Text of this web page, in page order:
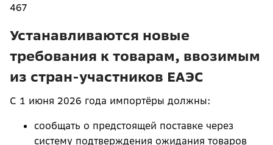
467
Устанавливаются новые
требования к товарам, ввозимым
из стран-участников ЕАЭС
С 1 июня 2026 года импортёры должны:
сообщать о предстоящей поставке через
систему подтверждения ожидания товаров